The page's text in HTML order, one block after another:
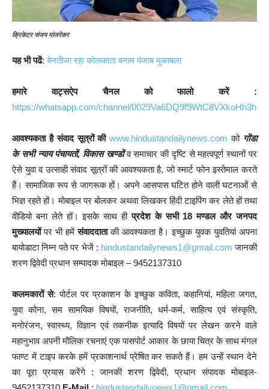
क्रिकेटर संजय मांजरेकर
यह भी पढें:बेनतीजा रहा कोलकाता बनाम पंजाब मुकाबला
हमारे वाट्सऐप चैनल को फालो करें :
https://whatsapp.com/channel/0029Va6DQ9f9WtC8VXkoHh3h
आवश्यकता है संवाद सूत्रों की www.hindustandailynews.com को गोंडा
के सभी न्याय पंचायतों, विकास खण्डों व समाचार की दृष्टि से महत्वपूर्ण स्थानों पर
ऐसे युवा व उत्साही संवाद सूत्रों की आवश्यकता है, जो स्मार्ट फोन इस्तेमाल करते
हैं। सामाजिक रूप से जागरूक हों। अपने आसपास घटित होने वाली घटनाओं से
भिज्ञ रहते हों। मोबाइल पर बोलकर अथवा लिखकर हिंदी टाइपिंग कर लेते हों तथा
वीडियो बना लेते हों। इसके साथ हीप्रदेश के सभी 18 मण्डल और जनपद
मुख्यालयोंपर भी हमेंसंवाददाताकी आवश्यकता है। इच्छुक युवक युवतियां अपना
बायोडाटा निम्न पते पर भेजें : hindustandailynews1@gmail.com जानकी
शरण द्विवेदी प्रधान सम्पादक मोबाइल – 9452137310
कलमकारों से: पोर्टल पर प्रकाशन के इच्छुक कविता, कहानियां, महिला जगत,
युवा कोना, सम सामयिक विषयों, राजनीति, धर्म-कर्म, साहित्य एवं संस्कृति,
मनोरंजन, स्वास्थ्य, विज्ञान एवं तकनीक इत्यादि विषयों पर लेखन करने वाले
महानुभाव अपनी मौलिक रचनाएं एक पासपोर्ट आकार के छाया चित्र के साथ मंगल
फाण्ट में टाइप करके हमें प्रकाशनार्थ प्रेषित कर सकते हैं। हम उन्हें स्थान देने
का पूरा प्रयास करेंगे : जानकी शरण द्विवेदी, प्रधान संपादक मोबाइल-